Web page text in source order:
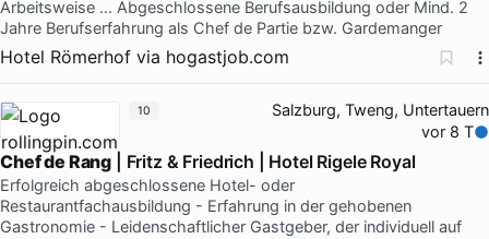
Arbeitsweise … Abgeschlossene Berufsausbildung oder Mind. 2
Jahre Berufserfahrung als Chef de Partie bzw. Gardemanger
Hotel Römerhof via hogastjob.com
Salzburg, Tweng, Untertauern
vor 8 T
Chef de Rang | Fritz & Friedrich | Hotel Rigele Royal
Erfolgreich abgeschlossene Hotel- oder
Restaurantfachausbildung - Erfahrung in der gehobenen
Gastronomie - Leidenschaftlicher Gastgeber, der individuell auf
10